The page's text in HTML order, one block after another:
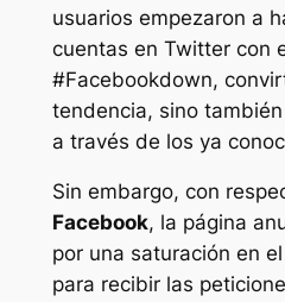
usuarios empezaron a
cuentas en Twitter con
#Facebookdown,
tendencia, sino
a través de los ya
Sin embargo, con
Facebook, la página
por una saturación en
para recibir las